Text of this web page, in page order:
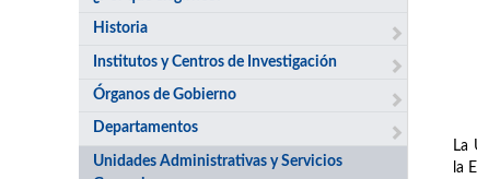
Historia
Institutos y Centros de Investigación
Órganos de Gobierno
Departamentos
Unidades Administrativas y Servicios
La
la